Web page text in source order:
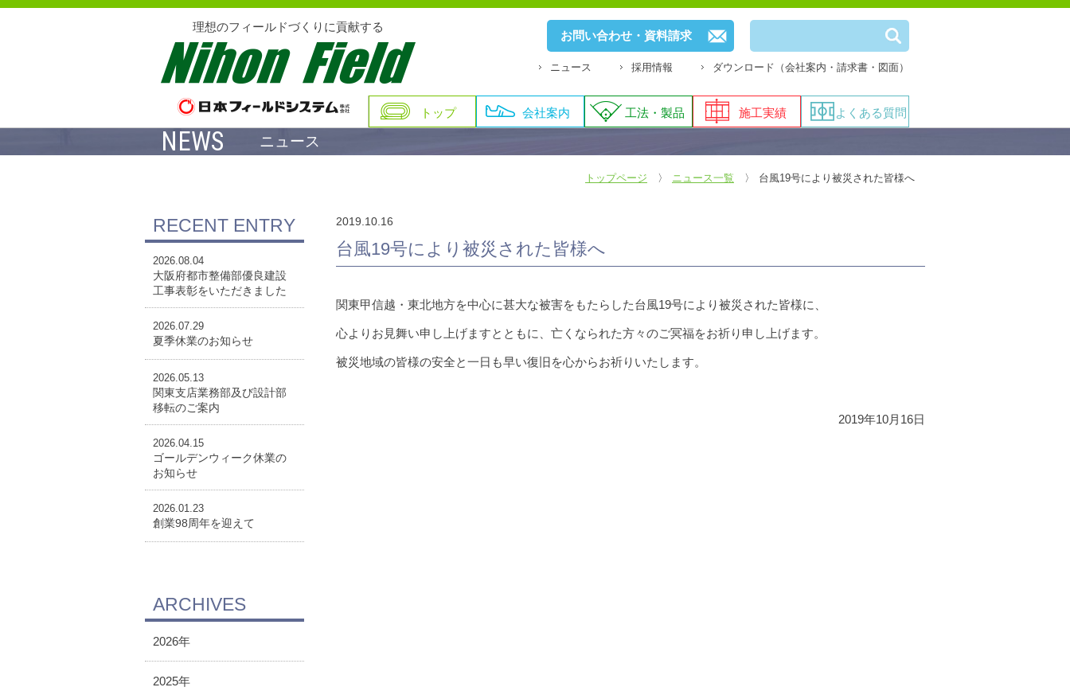
理想のフィールドづくりに貢献する
お問い合わせ・資料請求
ニュース 採用情報 ダウンロード（会社案内・請求書・図面）
トップ 会社案内 工法・製品 施工実績 よくある質問
NEWS ニュース
トップページ ニュース一覧 台風19号により被災された皆様へ
2019.10.16
台風19号により被災された皆様へ
関東甲信越・東北地方を中心に甚大な被害をもたらした台風19号により被災された皆様に、
心よりお見舞い申し上げますとともに、亡くなられた方々のご冥福をお祈り申し上げます。
被災地域の皆様の安全と一日も早い復旧を心からお祈りいたします。
2019年10月16日
RECENT ENTRY
2026.08.04
大阪府都市整備部優良建設
工事表彰をいただきました
2026.07.29
夏季休業のお知らせ
2026.05.13
関東支店業務部及び設計部
移転のご案内
2026.04.15
ゴールデンウィーク休業の
お知らせ
2026.01.23
創業98周年を迎えて
ARCHIVES
2026年
2025年